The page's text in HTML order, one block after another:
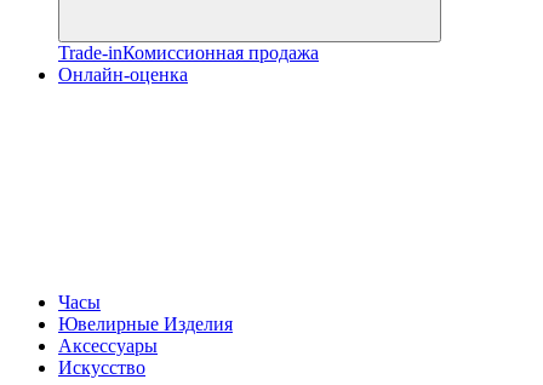
Trade-inКомиссионная продажа
Онлайн-оценка
Часы
Ювелирные Изделия
Аксессуары
Искусство